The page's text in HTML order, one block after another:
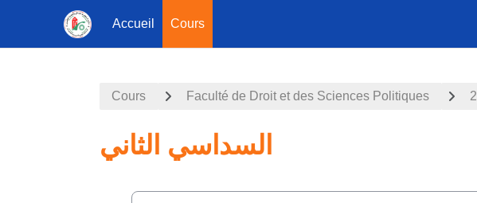
Accueil Cours
Cours Faculté de Droit et des Sciences Politiques
السداسي الثاني